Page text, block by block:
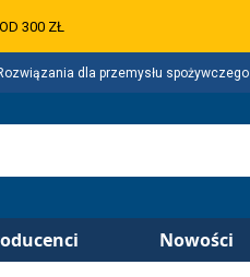
OD 300 ZŁ
dla przemysłu spożywczego
Nowości